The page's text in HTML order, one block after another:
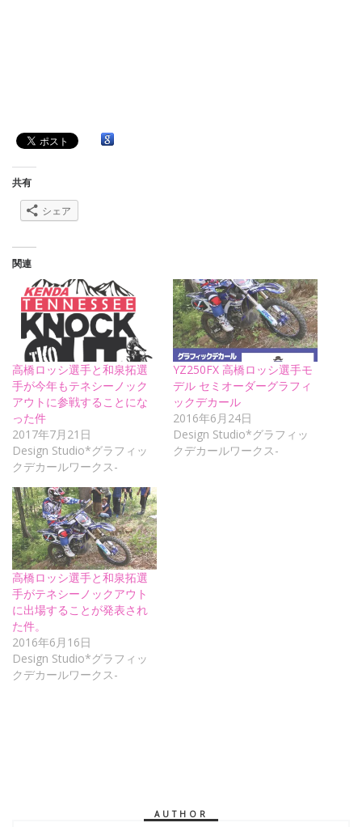
共有
シェア
関連
高橋ロッシ選手と和泉拓選
手が今年もテネシーノック
アウトに参戦することにな
った件
2017年7月21日
Design Studio*グラフィッ
クデカールワークス-
YZ250FX 高橋ロッシ選手モ
デル セミオーダーグラフィ
ックデカール
2016年6月24日
Design Studio*グラフィッ
クデカールワークス-
高橋ロッシ選手と和泉拓選
手がテネシーノックアウト
に出場することが発表され
た件。
2016年6月16日
Design Studio*グラフィッ
クデカールワークス-
AUTHOR